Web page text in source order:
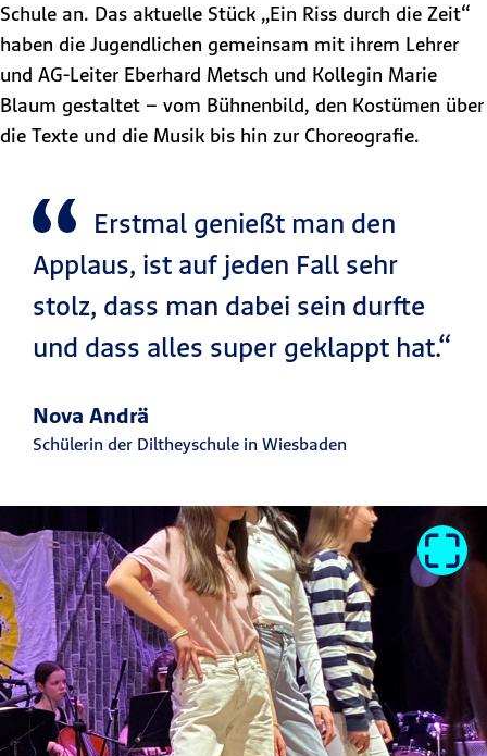
Schule an. Das aktuelle Stück „Ein Riss durch die Zeit“
haben die Jugendlichen gemeinsam mit ihrem Lehrer
und AG-Leiter Eberhard Metsch und Kollegin Marie
Blaum gestaltet – vom Bühnenbild, den Kostümen über
die Texte und die Musik bis hin zur Choreografie.
Erstmal genießt man den
Applaus, ist auf jeden Fall sehr
stolz, dass man dabei sein durfte
und dass alles super geklappt hat.“
Nova Andrä
Schülerin der Diltheyschule in Wiesbaden